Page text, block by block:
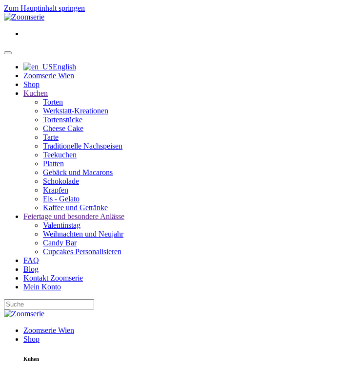
Zum Hauptinhalt springen
English
Zoomserie Wien
Shop
Kuchen
Torten
Werkstatt-Kreationen
Tortenstücke
Cheese Cake
Tarte
Traditionelle Nachspeisen
Teekuchen
Platten
Gebäck und Macarons
Schokolade
Krapfen
Eis - Gelato
Kaffee und Getränke
Feiertage und besondere Anlässe
Valentinstag
Weihnachten und Neujahr
Candy Bar
Cupcakes Personalisieren
FAQ
Blog
Kontakt Zoomserie
Mein Konto
Zoomserie Wien
Shop
Kuhen